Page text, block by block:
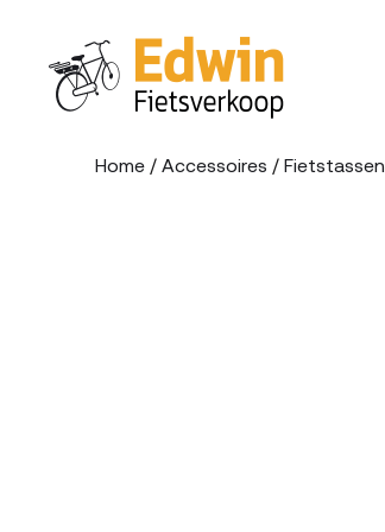
Home / Accessoires / Fietstassen